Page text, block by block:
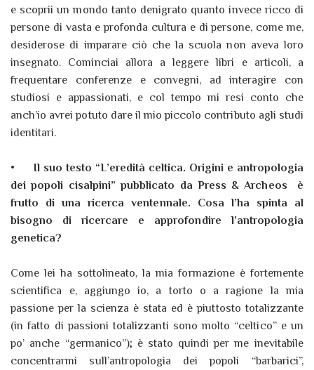
e scoprii un mondo tanto denigrato quanto invece ricco di
persone di vasta e profonda cultura e di persone, come me,
desiderose di imparare ciò che la scuola non aveva loro
insegnato. Cominciai allora a leggere libri e articoli, a
frequentare conferenze e convegni, ad interagire con
studiosi e appassionati, e col tempo mi resi conto che
anch’io avrei potuto dare il mio piccolo contributo agli studi
identitari.
•
Il suo testo “L’eredità celtica. Origini e antropologia
dei popoli cisalpini” pubblicato da Press & Archeos è
frutto di una ricerca ventennale. Cosa l’ha spinta al
bisogno di ricercare e approfondire l’antropologia
genetica?
Come lei ha sottolineato, la mia formazione è fortemente
scientifica e, aggiungo io, a torto o a ragione la mia
passione per la scienza è stata ed è piuttosto totalizzante
(in fatto di passioni totalizzanti sono molto “celtico” e un
po’ anche “germanico”); è stato quindi per me inevitabile
concentrarmi sull’antropologia dei popoli “barbarici”,